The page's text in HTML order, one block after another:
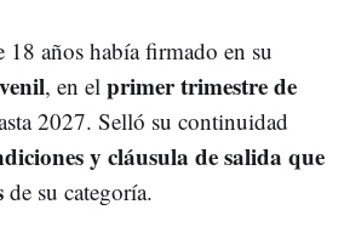
18 años había firmado en su
, en el primertrimestre de
2027. Selló su continuidad
y cláusula de salida que
de su categoría.